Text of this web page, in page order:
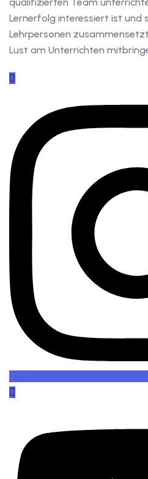
Lernerfolg interessiert ist und
Lehrpersonen
Lust am Unterrichten